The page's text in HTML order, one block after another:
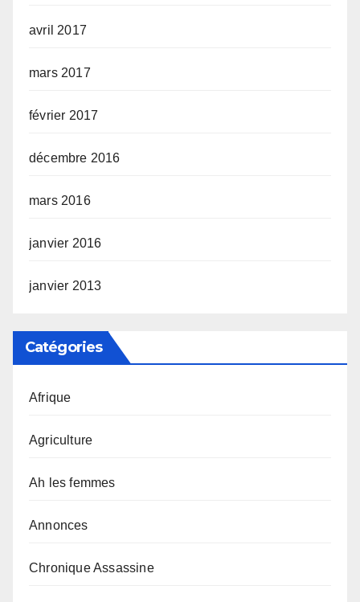
avril 2017
mars 2017
février 2017
décembre 2016
mars 2016
janvier 2016
janvier 2013
Catégories
Afrique
Agriculture
Ah les femmes
Annonces
Chronique Assassine